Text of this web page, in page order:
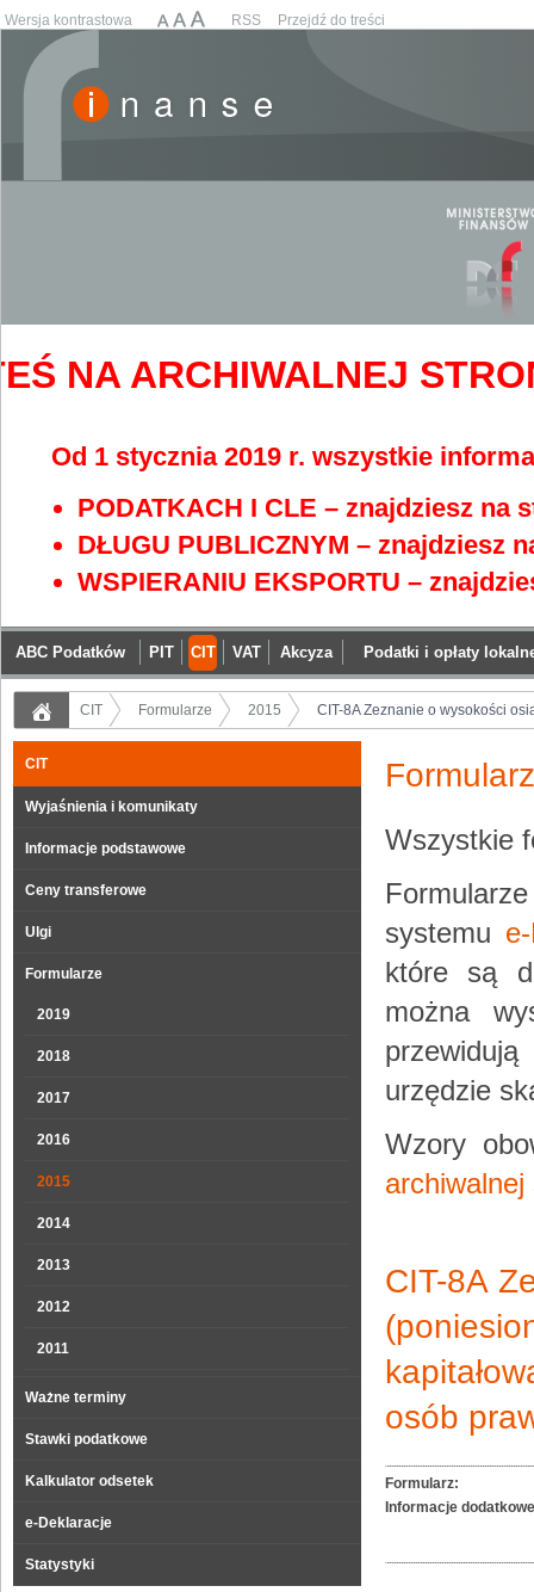
Wersja kontrastowa RSS Przejdź do treści
NA ARCHIWALNEJ
Od 1 stycznia 2019 r. wszystkie
PODATKACH I CLE – znajdziesz na
DŁUGU PUBLICZNYM – znajdziesz
WSPIERANIU EKSPORTU –
ABC Podatków PIT CIT VAT Akcyza Podatki i opłaty
CIT Formularze 2015 CIT-8A Zeznanie o wysokości
CIT
Wyjaśnienia i komunikaty
Informacje podstawowe
Ceny transferowe
Ulgi
Formularze
2019
2018
2017
2016
2015
2014
2013
2012
2011
Ważne terminy
Stawki podatkowe
Kalkulator odsetek
e-Deklaracje
Statystyki
Wszystkie
systemu
które są
można
urzędzie
Wzory
CIT-8A
osób
Formularz:
Informacje